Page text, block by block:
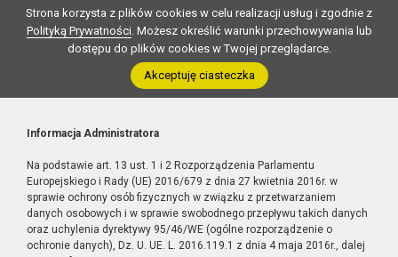
Strona korzysta z plików cookies w celu realizacji usług i zgodnie z
Polityką Prywatności. Możesz określić warunki przechowywania lub
dostępu do plików cookies w Twojej przeglądarce.
Akceptuję ciasteczka
Informacja Administratora
Na podstawie art. 13 ust. 1 i 2 Rozporządzenia Parlamentu
Europejskiego i Rady (UE) 2016/679 z dnia 27 kwietnia 2016r. w
sprawie ochrony osób fizycznych w związku z przetwarzaniem
danych osobowych i w sprawie swobodnego przepływu takich danych
oraz uchylenia dyrektywy 95/46/WE (ogólne rozporządzenie o
ochronie danych), Dz. U. UE. L. 2016.119.1 z dnia 4 maja 2016r., dalej